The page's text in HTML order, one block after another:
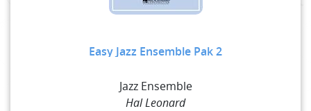
Easy Jazz Ensemble Pak 2
Jazz Ensemble
Hal Leonard